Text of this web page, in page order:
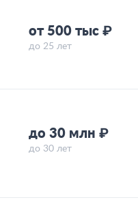
от 500 тыс ₽
до 25 лет
до 30 млн ₽
до 30 лет